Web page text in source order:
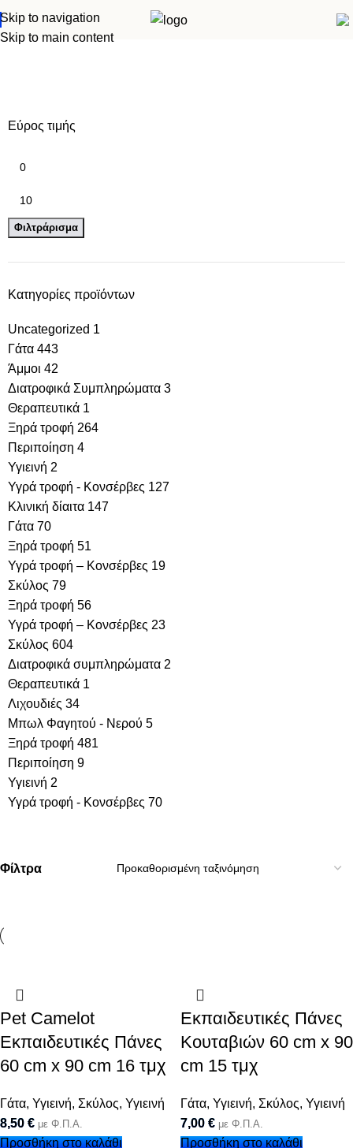
Skip to navigation
Skip to main content
Εύρος τιμής
Φιλτράρισμα
Κατηγορίες προϊόντων
Uncategorized 1
Γάτα 443
Άμμοι 42
Διατροφικά Συμπληρώματα 3
Θεραπευτικά 1
Ξηρά τροφή 264
Περιποίηση 4
Υγιεινή 2
Υγρά τροφή - Κονσέρβες 127
Κλινική δίαιτα 147
Γάτα 70
Ξηρά τροφή 51
Υγρά τροφή – Κονσέρβες 19
Σκύλος 79
Ξηρά τροφή 56
Υγρά τροφή – Κονσέρβες 23
Σκύλος 604
Διατροφικά συμπληρώματα 2
Θεραπευτικά 1
Λιχουδιές 34
Μπωλ Φαγητού - Νερού 5
Ξηρά τροφή 481
Περιποίηση 9
Υγιεινή 2
Υγρά τροφή - Κονσέρβες 70
Φίλτρα
Pet Camelot
Εκπαιδευτικές Πάνες
60 cm x 90 cm 16 τμχ
Γάτα, Υγιεινή, Σκύλος, Υγιεινή
8,50 € με Φ.Π.Α.
Προσθήκη στο καλάθι
Εκπαιδευτικές Πάνες
Κουταβιών 60 cm x 90
cm 15 τμχ
Γάτα, Υγιεινή, Σκύλος, Υγιεινή
7,00 € με Φ.Π.Α.
Προσθήκη στο καλάθι